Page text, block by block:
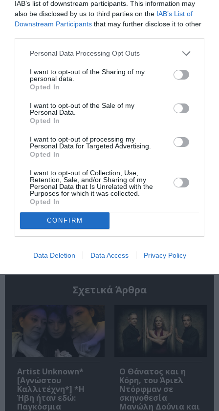
IAB’s list of downstream participants. This information may
also be disclosed by us to third parties on the IAB’s List of
Downstream Participants that may further disclose it to other
Personal Data Processing Opt Outs
I want to opt-out of the Sharing of my
personal data.
Opted In
I want to opt-out of the Sale of my
Personal Data.
Opted In
I want to opt-out of processing my
Personal Data for Targeted Advertising.
Opted In
I want to opt-out of Collection, Use,
Retention, Sale, and/or Sharing of my
Personal Data that Is Unrelated with the
Purposes for which it was collected.
Opted In
CONFIRM
Data Deletion Data Access Privacy Policy
Δείτε όλα τατελευταία νέαγια την Τέχνη και τον
Πολιτισμό στοCulturenow.gr
Νέοι Διαγωνισμοί❯
ΔΡΑΜΑ - ΚΟΙΝΩΝΙΚΟ - ΣΥΓΧΡΟΝΟ
ΙΑΚΩΒΟΣ ΚΑΜΠΑΝΕΛΛΗΣ
Newsletter
Κάθε βδομάδα στο e-mail σας τα τελευταία νέα για
την Τέχνη και τον Πολιτισμό!
Σχετικά Άρθρα
Artist Unknown*
[Αγνώστου
Καλλιτέχνη*] *Η
Ήβη ήταν εδώ:
Παγκόσμια
Ο Θάνατος και η
Κόρη, του Άριελ
Ντόρφμαν σε
σκηνοθεσία
Μανώλη Δούνια και